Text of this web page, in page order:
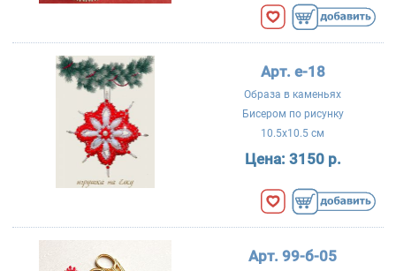
Арт. е-18
Образа в каменьях
Бисером по рисунку
10.5x10.5 см
Цена: 3150 р.
Арт. 99-б-05